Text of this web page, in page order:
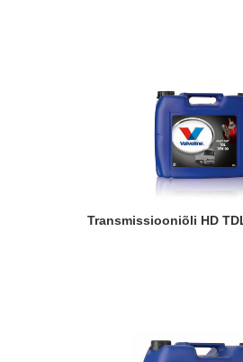
Transmissiooniõli HD